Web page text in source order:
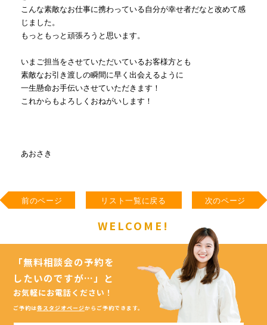
こんな素敵なお仕事に携わっている自分が幸せ者だなと改めて感
じました。
もっともっと頑張ろうと思います。
いまご担当をさせていただいているお客様方とも
素敵なお引き渡しの瞬間に早く出会えるように
一生懸命お手伝いさせていただきます！
これからもよろしくおねがいします！
あおさき
前のページ リスト一覧に戻る 次のページ
WELCOME!
「無料相談会の予約を
したいのですが…」
と
お気軽にお電話ください！
ご予約は各スタジオページからご予約できます。